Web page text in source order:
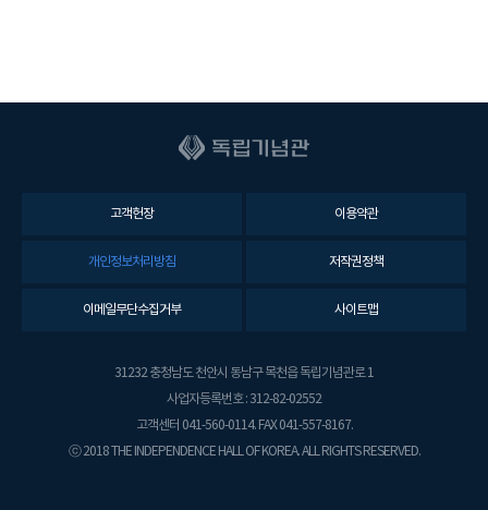
고객헌장 이용약관
개인정보처리방침 저작권정책
이메일무단수집거부 사이트맵
31232 충청남도 천안시 동남구 목천읍 독립기념관로 1
사업자등록번호 : 312-82-02552
고객센터 041-560-0114. FAX 041-557-8167.
ⓒ 2018 THE INDEPENDENCE HALL OF KOREA. ALL RIGHTS RESERVED.